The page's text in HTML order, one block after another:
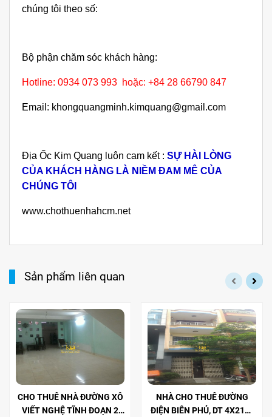
chúng tôi theo số:
Bộ phận chăm sóc khách hàng:
Hotline: 0934 073 993 hoặc: +84 28 66790 847
Email: khongquangminh.kimquang@gmail.com
Địa Ốc Kim Quang luôn cam kết : SỰ HÀI LÒNG
CỦA KHÁCH HÀNG LÀ NIỀM ĐAM MÊ CỦA
CHÚNG TÔI
www.chothuenhahcm.net
Sản phẩm liên quan
CHO THUÊ NHÀ ĐƯỜNG XÔ
VIẾT NGHỆ TĨNH ĐOẠN 2
NHÀ CHO THUÊ ĐƯỜNG
ĐIỆN BIÊN PHỦ, DT 4X21M,